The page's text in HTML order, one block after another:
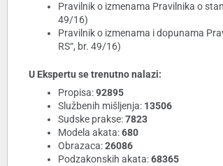
Pravilnik o izmenama Pravilnika o
49/16)
Pravilnik o izmenama i dopunama
RS“, br. 49/16)
U Ekspertu se trenutno nalazi:
Propisa:92895
Službenih mišljenja: 13506
Sudske prakse:7823
Modela akata:680
Obrazaca:26086
Podzakonskih akata:68365